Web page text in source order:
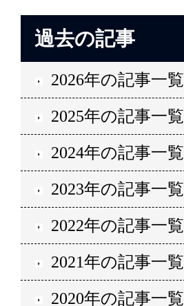
過去の記事
2026年の記事一覧
2025年の記事一覧
2024年の記事一覧
2023年の記事一覧
2022年の記事一覧
2021年の記事一覧
2020年の記事一覧